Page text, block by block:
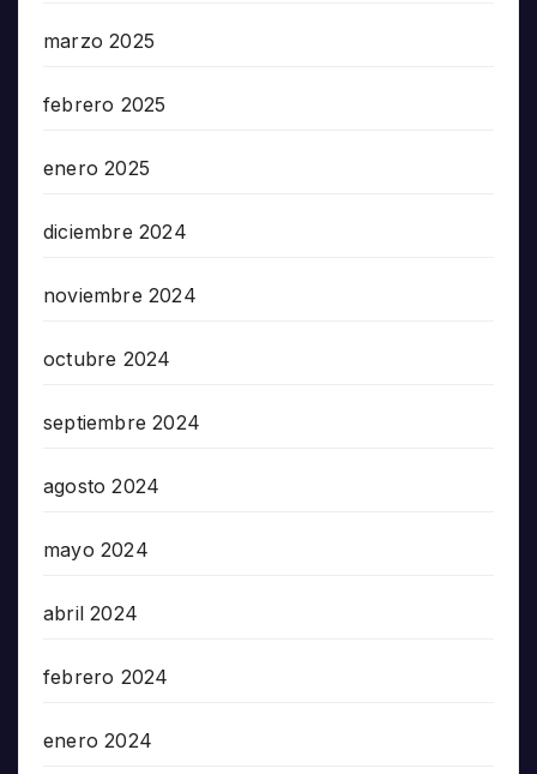
marzo 2025
febrero 2025
enero 2025
diciembre 2024
noviembre 2024
octubre 2024
septiembre 2024
agosto 2024
mayo 2024
abril 2024
febrero 2024
enero 2024